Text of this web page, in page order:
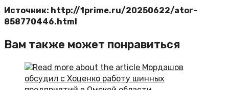
Источник: http://1prime.ru/20250622/ator-
858770446.html
Вам также может понравиться